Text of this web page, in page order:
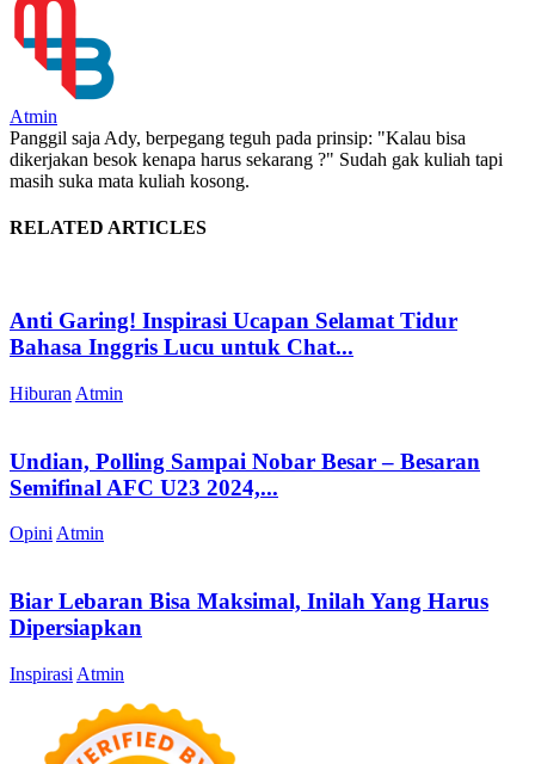
Atmin
Panggil saja Ady, berpegang teguh pada prinsip: "Kalau bisa
dikerjakan besok kenapa harus sekarang ?" Sudah gak kuliah tapi
masih suka mata kuliah kosong.
RELATED ARTICLES
Anti Garing! Inspirasi Ucapan Selamat Tidur
Bahasa Inggris Lucu untuk Chat...
Hiburan Atmin
Undian, Polling Sampai Nobar Besar – Besaran
Semifinal AFC U23 2024,...
Opini Atmin
Biar Lebaran Bisa Maksimal, Inilah Yang Harus
Dipersiapkan
Inspirasi Atmin